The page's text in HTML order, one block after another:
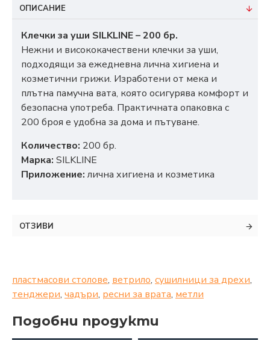
ОПИСАНИЕ
Клечки за уши SILKLINE – 200 бр.
Нежни и висококачествени клечки за уши,
подходящи за ежедневна лична хигиена и
козметични грижи. Изработени от мека и
плътна памучна вата, която осигурява комфорт и
безопасна употреба. Практичната опаковка с
200 броя е удобна за дома и пътуване.
Количество: 200 бр.
Марка: SILKLINE
Приложение: лична хигиена и козметика
ОТЗИВИ
пластмасови столове, ветрило, сушилници за дрехи,
тенджери, чадъри, ресни за врата, метли
Подобни продукти